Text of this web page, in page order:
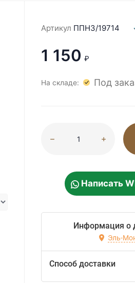
Артикул ППН3/19714
1 150 ₽
На складе: Под
Написать
Информация о
Эль-
Способ доставки